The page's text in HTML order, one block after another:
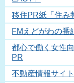
移住PR紙「住み
FMえどがわの番
都心で働く女性
PR
不動産情報サイ